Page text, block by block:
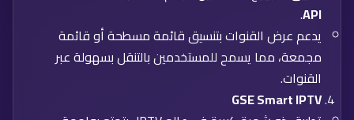
API
.
يدعم عرض القنوات بتنسيق قائمة مسطحة أو قائمة
مجمعة، مما يسمح للمستخدمين بالتنقل بسهولة عبر
القنوات.
GSE Smart IPTV